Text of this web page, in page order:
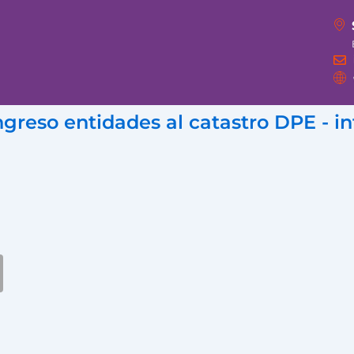
entidades al catastro DPE -